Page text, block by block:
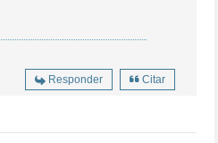
Responder Citar